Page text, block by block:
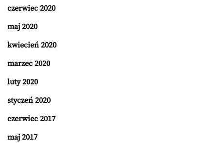
czerwiec 2020
maj 2020
kwiecień 2020
marzec 2020
luty 2020
styczeń 2020
czerwiec 2017
maj 2017